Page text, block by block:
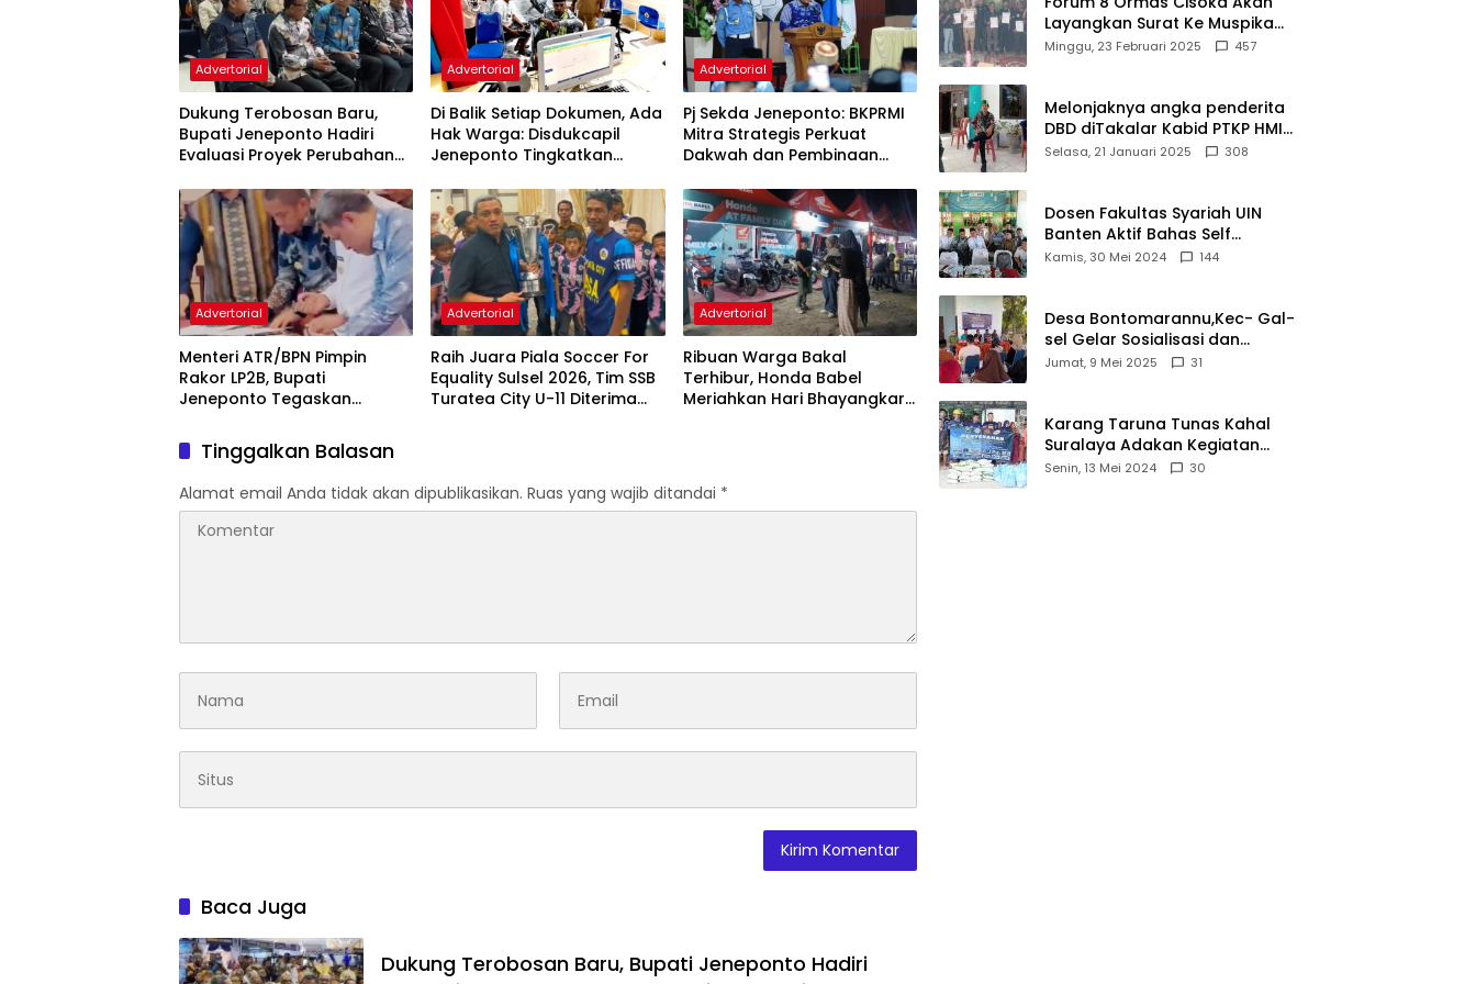
Advertorial
Dukung Terobosan Baru,
Bupati Jeneponto Hadiri
Evaluasi Proyek Perubahan
Advertorial
Di Balik Setiap Dokumen, Ada
Hak Warga: Disdukcapil
Jeneponto Tingkatkan
Administrasi Kependudukan
Advertorial
Pj Sekda Jeneponto: BKPRMI
Mitra Strategis Perkuat
Dakwah dan Pembinaan
Advertorial
Menteri ATR/BPN Pimpin
Rakor LP2B, Bupati
Jeneponto Tegaskan
Pertanian
Advertorial
Raih Juara Piala Soccer For
Equality Sulsel 2026, Tim SSB
Turatea City U-11 Diterima
Advertorial
Ribuan Warga Bakal
Terhibur, Honda Babel
Meriahkan Hari Bhayangkara
Tinggalkan Balasan
Alamat email Anda tidak akan dipublikasikan. Ruas yang wajib ditandai *
Baca Juga
Dukung Terobosan Baru, Bupati Jeneponto Hadiri
Layangkan Surat Ke Muspika
Atas Adanya Kantor Matel di
Minggu, 23 Februari 2025 457
Melonjaknya angka penderita
DBD diTakalar Kabid PTKP HMI
Cab.Takalar angkat bicara
Selasa, 21 Januari 2025 308
Dosen Fakultas Syariah UIN
Banten Aktif Bahas Self
Declare Halal dalam Forum
Kamis, 30 Mei 2024 144
Desa Bontomarannu,Kec- Gal-
sel Gelar Sosialisasi dan
Bimtek Pemutakhiran Data ID
Jumat, 9 Mei 2025 31
Karang Taruna Tunas Kahal
Suralaya Adakan Kegiatan
Bansos Terhadap Kaum
Senin, 13 Mei 2024 30